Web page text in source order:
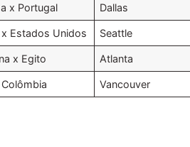
x Portugal Dallas
x Estados Unidos Seattle
x Egito Atlanta
Vancouver